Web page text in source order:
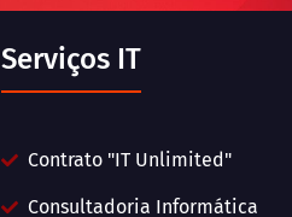
Serviços IT
Contrato "IT Unlimited"
Consultadoria Informática